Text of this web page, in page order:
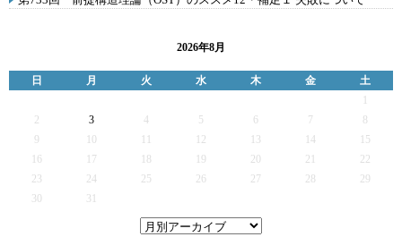
2026年8月
日 月 火 水 木 金
土
2
3 4 5 6 7
9
12 13 14
15
16
17 19 20 21
22
23
24 25 26 27 28
29
30
31